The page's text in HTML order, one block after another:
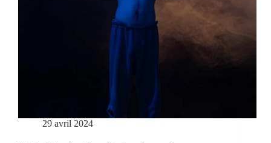
29 avril 2024